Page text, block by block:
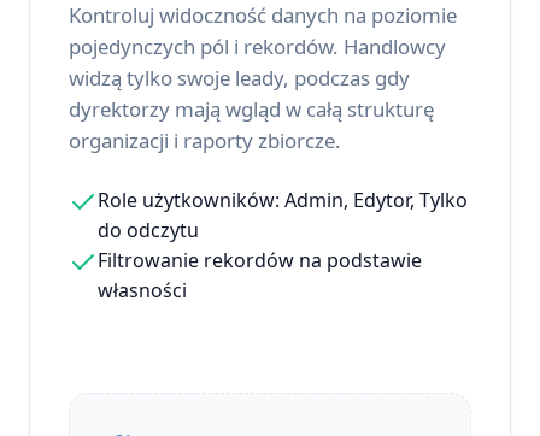
Kontroluj widoczność danych na poziomie
pojedynczych pól i rekordów. Handlowcy
widzą tylko swoje leady, podczas gdy
dyrektorzy mają wgląd w całą strukturę
organizacji i raporty zbiorcze.
Role użytkowników: Admin, Edytor, Tylko
do odczytu
Filtrowanie rekordów na podstawie
własności